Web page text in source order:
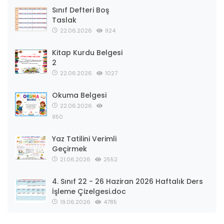
Sınıf Defteri Boş
Taslak
22.06.2026 924
Kitap Kurdu Belgesi
2
22.06.2026 1027
Okuma Belgesi
22.06.2026
950
Yaz Tatilini Verimli
Geçirmek
21.06.2026 2552
4. Sınıf 22 - 26 Haziran 2026 Haftalık Ders
İşleme Çizelgesi.doc
19.06.2026 4785